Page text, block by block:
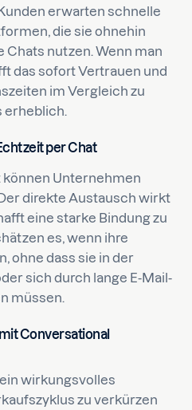
erwarten schnelle
die sie ohnehin
nutzen. Wenn man
das sofort Vertrauen und
im Vergleich zu
erheblich.
per Chat
Unternehmen
direkte Austausch wirkt
eine starke Bindung zu
es, wenn ihre
ohne dass sie in der
sich durch lange E-Mail-
müssen.
Conversational
wirkungsvolles
zu verkürzen